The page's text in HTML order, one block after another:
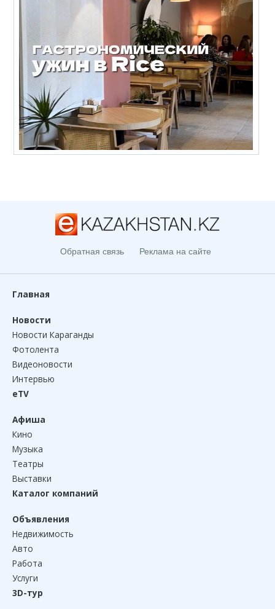
Обратная связь Реклама на сайте
Главная
Новости
Новости Караганды
Фотолента
Видеоновости
Интервью
eTV
Афиша
Кино
Музыка
Театры
Выставки
Каталог компаний
Объявления
Недвижимость
Авто
Работа
Услуги
3D-тур